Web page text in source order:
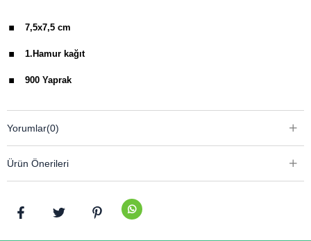
. 7,5x7,5 cm
. 1.Hamur kağıt
. 900 Yaprak
Yorumlar(0)
Ürün Önerileri